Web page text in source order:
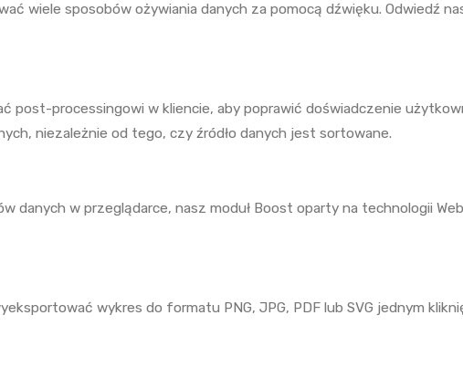
wiele sposobów ożywiania danych za pomocą dźwięku. Odwiedź
post-processingowi w kliencie, aby poprawić doświadczenie
niezależnie od tego, czy źródło danych jest sortowane.
danych w przeglądarce, nasz moduł Boost oparty na technologii
wykres do formatu PNG, JPG, PDF lub SVG jednym